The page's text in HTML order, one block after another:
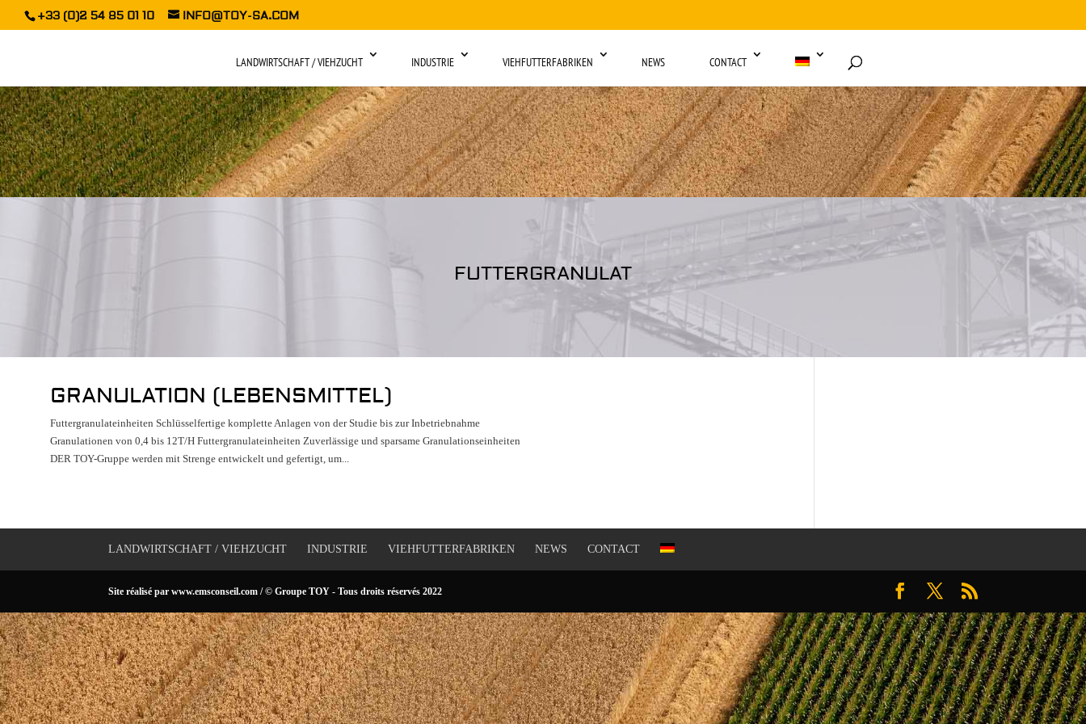
+33 (0)2 54 85 01 10 INFO@TOY-SA.COM
LANDWIRTSCHAFT / VIEHZUCHT INDUSTRIE VIEHFUTTERFABRIKEN NEWS CONTACT
FUTTERGRANULAT
GRANULATION (LEBENSMITTEL)
Futtergranulateinheiten Schlüsselfertige komplette Anlagen von der Studie bis zur Inbetriebnahme
Granulationen von 0,4 bis 12T/H Futtergranulateinheiten Zuverlässige und sparsame Granulationseinheiten
DER TOY-Gruppe werden mit Strenge entwickelt und gefertigt, um...
LANDWIRTSCHAFT / VIEHZUCHT INDUSTRIE VIEHFUTTERFABRIKEN NEWS CONTACT
Site réalisé parwww.emsconseil.com / © Groupe TOY - Tous droits réservés 2022